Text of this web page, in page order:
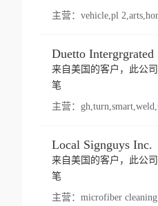
主营：
来自美国的客户，此公
笔
主营：
Local Signguys Inc.
来自美国的客户，此公
笔
主营： microfiber